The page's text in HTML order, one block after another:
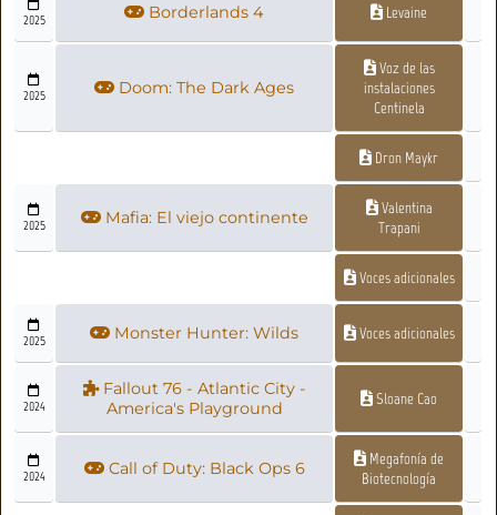
2025 Borderlands 4 Levaine
2025 Doom: The Dark Ages
Voz de las
instalaciones
Centinela
Dron Maykr
2025 Mafia: El viejo continente
Valentina
Trapani
Voces adicionales
2025 Monster Hunter: Wilds Voces adicionales
2024
Fallout 76 - Atlantic City -
America's Playground
Sloane Cao
2024 Call of Duty: Black Ops 6
Megafonía de
Biotecnología